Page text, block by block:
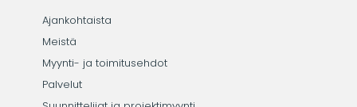
Ajankohtaista
Meistä
Myynti- ja toimitusehdot
Palvelut